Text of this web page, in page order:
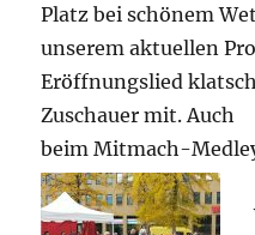
Platz bei schönem
unserem aktuellen
Eröffnungslied
Zuschauer mit. Auch
beim Mitmach-